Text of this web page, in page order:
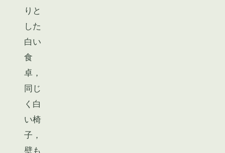
りと
した
白い
食
卓，
同じ
く白
い椅
子，
壁も